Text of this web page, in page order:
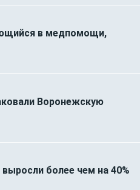
в медпомощи,
Воронежскую
более чем на 40%